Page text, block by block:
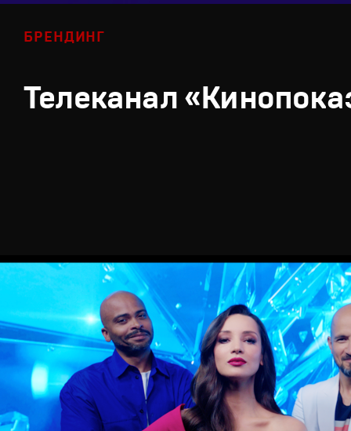
БРЕНДИНГ
Телеканал